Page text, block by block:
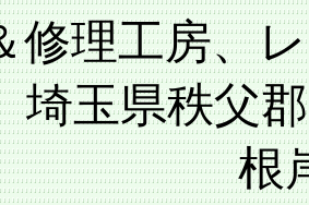
修理工房、
玉県秩父郡
根